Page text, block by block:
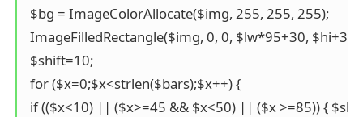
$bg = ImageColorAllocate($img, 255, 255, 255);
ImageFilledRectangle($img, 0, 0, $lw*95+30,
$shift=10;
for ($x=0;$x<strlen($bars);$x++) {
if (($x<10) || ($x>=45 && $x<50) || ($x >=85)) {